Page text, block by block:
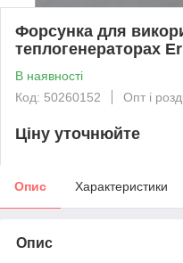
Форсунка для
теплогенераторах
В наявності
Код: 50260152
Опт і
Ціну уточнюйте
Опис Характеристики
Опис